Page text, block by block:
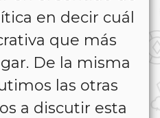
en decir cuál
que más
De la misma
las otras
a discutir esta